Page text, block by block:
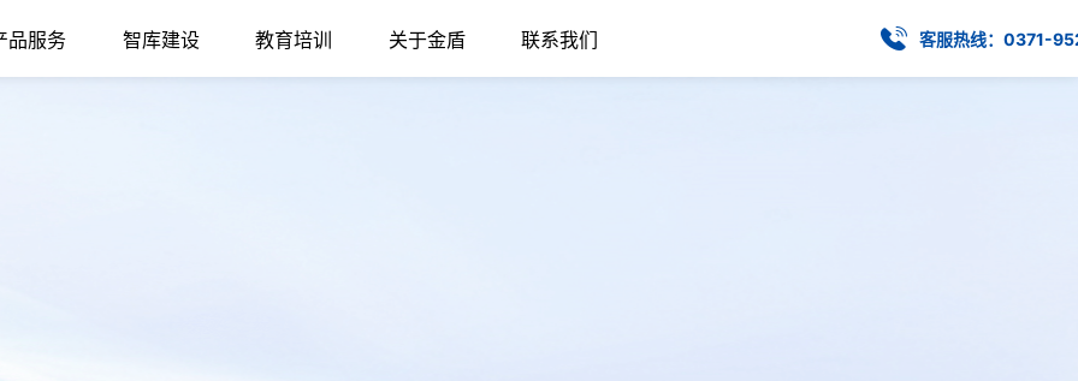
品服务 智库建设 教育培训 关于金盾 联系我们 客服热线：0371-